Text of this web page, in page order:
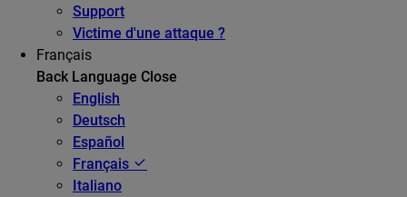
Support
Victime d'une attaque ?
Français
Back Language Close
English
Deutsch
Español
Français
Italiano